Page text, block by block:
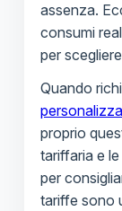
assenza.
consumi
per
Quando
proprio
tariffaria e
per
tariffe sono